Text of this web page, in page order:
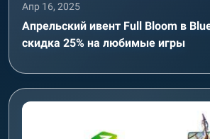
Апр 16, 2025
Апрельский ивент Full Bloom в
скидка 25% на любимые игры